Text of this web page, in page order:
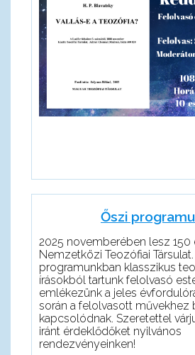
Őszi
2025 novemberében lesz 150
Nemzetközi Teozófiai
programunkban klasszikus
írásokból tartunk felolvasó
emlékezünk a jeles
során a felolvasott művekhez
kapcsolódnak. Szeretettel
iránt érdeklődőket nyilvános
rendezvényeinken!